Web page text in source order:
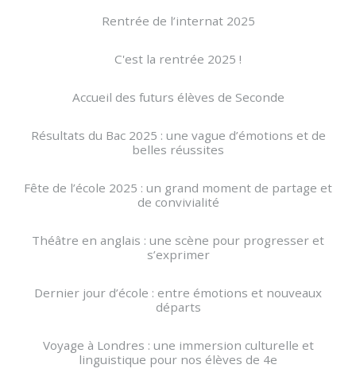
Rentrée de l’internat 2025
C'est la rentrée 2025 !
Accueil des futurs élèves de Seconde
Résultats du Bac 2025 : une vague d’émotions et de
belles réussites
Fête de l’école 2025 : un grand moment de partage et
de convivialité
Théâtre en anglais : une scène pour progresser et
s’exprimer
Dernier jour d’école : entre émotions et nouveaux
départs
Voyage à Londres : une immersion culturelle et
linguistique pour nos élèves de 4e